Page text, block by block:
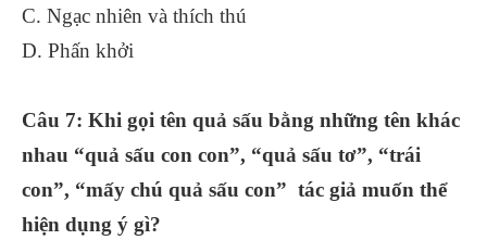
C. Ngạc nhiên và thích thú
D. Phấn khởi
Câu 7: Khi gọi tên quả sấu bằng những tên khác
nhau “quả sấu con con”, “quả sấu tơ”, “trái
con”, “mấy chú quả sấu con” tác giả muốn thể
hiện dụng ý gì?